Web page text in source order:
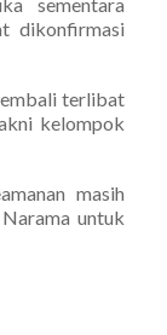
dikonfirmasi
terlibat
kelompok
masih
untuk